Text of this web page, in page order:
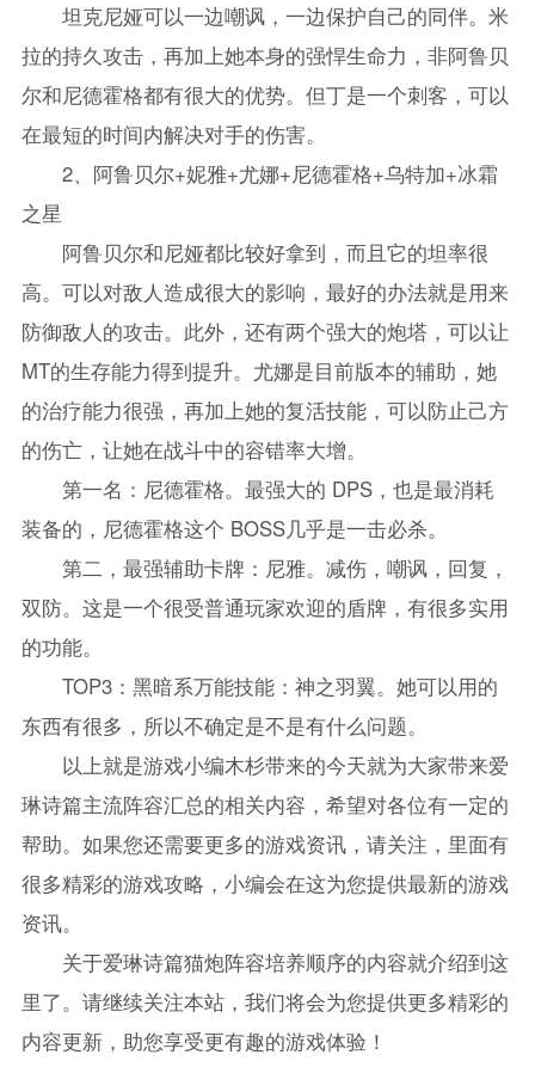
坦克尼娅可以一边嘲讽，一边保护自己的同伴。米
拉的持久攻击，再加上她本身的强悍生命力，非阿鲁贝
尔和尼德霍格都有很大的优势。但丁是一个刺客，可以
在最短的时间内解决对手的伤害。
2、阿鲁贝尔+妮雅+尤娜+尼德霍格+乌特加+冰霜
之星
阿鲁贝尔和尼娅都比较好拿到，而且它的坦率很
高。可以对敌人造成很大的影响，最好的办法就是用来
防御敌人的攻击。此外，还有两个强大的炮塔，可以让
MT的生存能力得到提升。尤娜是目前版本的辅助，她
的治疗能力很强，再加上她的复活技能，可以防止己方
的伤亡，让她在战斗中的容错率大增。
第一名：尼德霍格。最强大的 DPS，也是最消耗
装备的，尼德霍格这个 BOSS几乎是一击必杀。
第二，最强辅助卡牌：尼雅。减伤，嘲讽，回复，
双防。这是一个很受普通玩家欢迎的盾牌，有很多实用
的功能。
TOP3：黑暗系万能技能：神之羽翼。她可以用的
东西有很多，所以不确定是不是有什么问题。
以上就是游戏小编木杉带来的今天就为大家带来爱
琳诗篇主流阵容汇总的相关内容，希望对各位有一定的
帮助。如果您还需要更多的游戏资讯，请关注，里面有
很多精彩的游戏攻略，小编会在这为您提供最新的游戏
资讯。
关于爱琳诗篇猫炮阵容培养顺序的内容就介绍到这
里了。请继续关注本站，我们将会为您提供更多精彩的
内容更新，助您享受更有趣的游戏体验！